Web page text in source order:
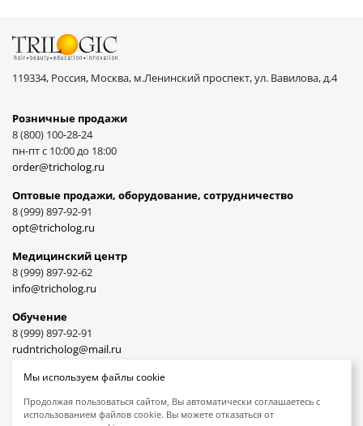
119334, Россия, Москва, м.Ленинский проспект, ул. Вавилова, д.4
Розничные продажи
8 (800) 100-28-24
пн-пт с 10:00 до 18:00
order@tricholog.ru
Оптовые продажи, оборудование, cотрудничество
8 (999) 897-92-91
opt@tricholog.ru
Медицинский центр
8 (999) 897-92-62
info@tricholog.ru
Обучение
8 (999) 897-92-91
rudntricholog@mail.ru
Мы используем файлы cookie
Продолжая пользоваться сайтом, Вы автоматически соглашаетесь с
использованием файлов cookie. Вы можете отказаться от